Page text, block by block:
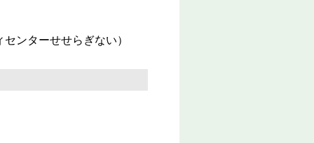
ンターせせらぎない）